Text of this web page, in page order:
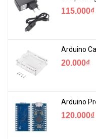
115.000₫
20.000₫
Arduino
120.000₫